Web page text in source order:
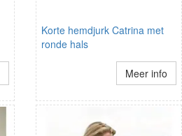
Korte hemdjurk Catrina met
ronde hals
Meer info